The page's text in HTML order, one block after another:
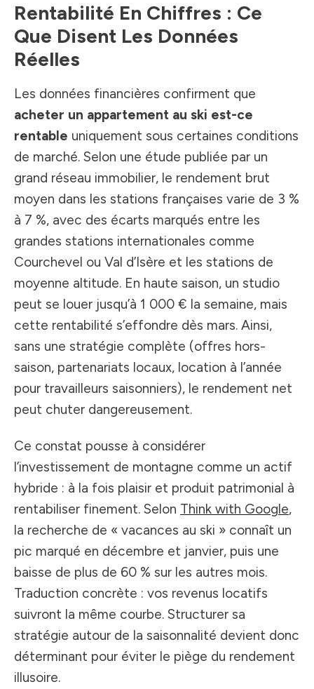
Rentabilité En Chiffres : Ce
Que Disent Les Données
Réelles
Les données financières confirment que
acheter un appartement au ski est-ce
rentable uniquement sous certaines conditions
de marché. Selon une étude publiée par un
grand réseau immobilier, le rendement brut
moyen dans les stations françaises varie de 3 %
à 7 %, avec des écarts marqués entre les
grandes stations internationales comme
Courchevel ou Val d’Isère et les stations de
moyenne altitude. En haute saison, un studio
peut se louer jusqu’à 1 000 € la semaine, mais
cette rentabilité s’effondre dès mars. Ainsi,
sans une stratégie complète (offres hors-
saison, partenariats locaux, location à l’année
pour travailleurs saisonniers), le rendement net
peut chuter dangereusement.
Ce constat pousse à considérer
l’investissement de montagne comme un actif
hybride : à la fois plaisir et produit patrimonial à
rentabiliser finement. Selon Think with Google,
la recherche de « vacances au ski » connaît un
pic marqué en décembre et janvier, puis une
baisse de plus de 60 % sur les autres mois.
Traduction concrète : vos revenus locatifs
suivront la même courbe. Structurer sa
stratégie autour de la saisonnalité devient donc
déterminant pour éviter le piège du rendement
illusoire.